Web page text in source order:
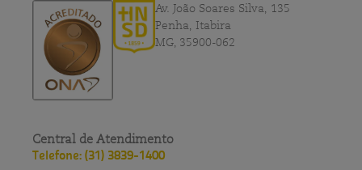
Av. João Soares Silva, 135
Penha, Itabira
MG, 35900-062
Central de Atendimento
Telefone: (31) 3839-1400